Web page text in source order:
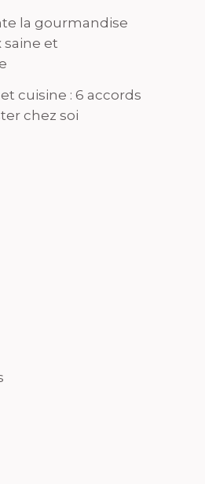
la gourmandise
saine et
cuisine : 6 accords
chez soi